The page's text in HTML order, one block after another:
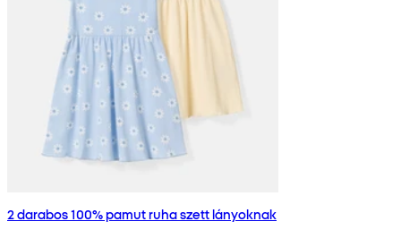
2 darabos 100% pamut ruha szett lányoknak